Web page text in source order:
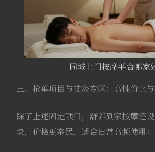
同城上门按摩平台哪家
三、抢单项目与艾灸专区：高性价比
除了上述固定项目，舒养到家按摩还
块，价格更亲民，适合日常高频使用：